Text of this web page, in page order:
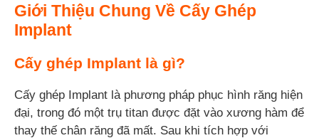
Giới Thiệu Chung Về Cấy Ghép
Implant
Cấy ghép Implant là gì?
Cấy ghép Implant là phương pháp phục hình răng hiện
đại, trong đó một trụ titan được đặt vào xương hàm để
thay thế chân răng đã mất. Sau khi tích hợp với